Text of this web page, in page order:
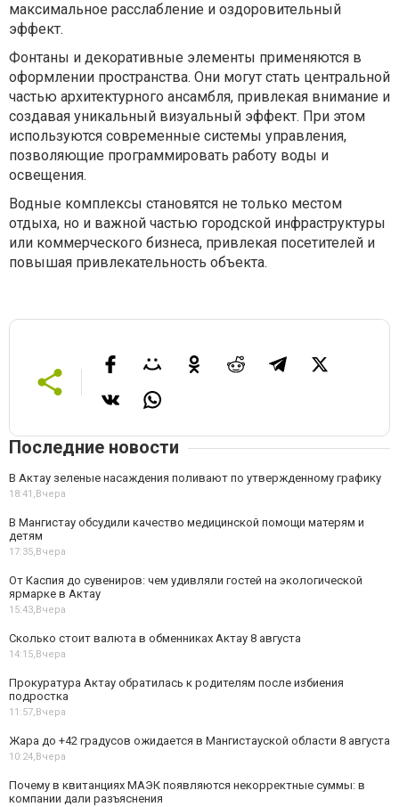
максимальное расслабление и оздоровительный
эффект.
Фонтаны и декоративные элементы применяются в
оформлении пространства. Они могут стать центральной
частью архитектурного ансамбля, привлекая внимание и
создавая уникальный визуальный эффект. При этом
используются современные системы управления,
позволяющие программировать работу воды и
освещения.
Водные комплексы становятся не только местом
отдыха, но и важной частью городской инфраструктуры
или коммерческого бизнеса, привлекая посетителей и
повышая привлекательность объекта.
Последние новости
В Актау зеленые насаждения поливают по утвержденному графику
18:41, Вчера
В Мангистау обсудили качество медицинской помощи матерям и
детям
17:35, Вчера
От Каспия до сувениров: чем удивляли гостей на экологической
ярмарке в Актау
15:43, Вчера
Сколько стоит валюта в обменниках Актау 8 августа
14:15, Вчера
Прокуратура Актау обратилась к родителям после избиения
подростка
11:57, Вчера
Жара до +42 градусов ожидается в Мангистауской области 8 августа
10:24, Вчера
Почему в квитанциях МАЭК появляются некорректные суммы: в
компании дали разъяснения